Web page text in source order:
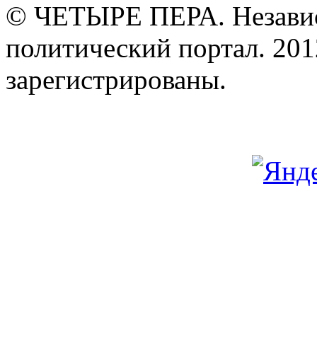
© ЧЕТЫРЕ ПЕРА.
политический портал.
зарегистрированы.